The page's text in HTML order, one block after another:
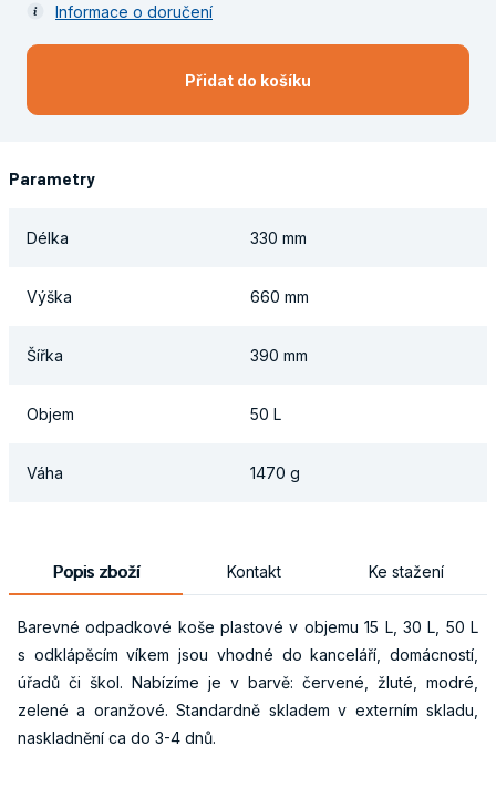
Informace o doručení
Přidat do košíku
Parametry
Délka 330 mm
Výška 660 mm
Šířka 390 mm
Objem 50 L
Váha 1470 g
Popis zboží Kontakt Ke stažení
Barevné odpadkové koše plastové v objemu 15 L, 30 L, 50 L
s odklápěcím víkem jsou vhodné do kanceláří, domácností,
úřadů či škol. Nabízíme je v barvě: červené, žluté, modré,
zelené a oranžové. Standardně skladem v externím skladu,
naskladnění ca do 3-4 dnů.